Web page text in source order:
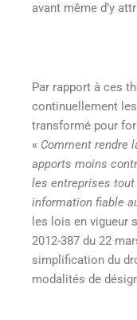
avant même d’y
Par rapport à ces
continuellement
transformé pour
« Comment rendre
apports moins
les entreprises tout
information fiable
les lois en vigueur
2012-387 du 22
simplification du
modalités de